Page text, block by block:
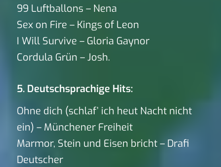
99 Luftballons – Nena
Sex on Fire – Kings of Leon
I Will Survive – Gloria Gaynor
Cordula Grün – Josh.
5. Deutschsprachige Hits:
Ohne dich (schlaf’ ich heut Nacht nicht
ein) – Münchener Freiheit
Marmor, Stein und Eisen bricht – Drafi
Deutscher